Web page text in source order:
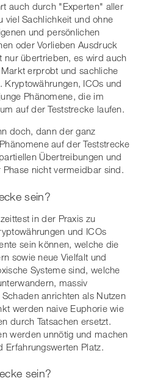
auch durch "Experten" aller
viel Sachlichkeit und ohne
und persönlichen
oder Vorlieben Ausdruck
nur übertrieben, es wird auch
erprobt und sachliche
ICOs und
Phänomene, die im
auf der Teststrecke laufen.
doch, dann der ganz
auf der Teststrecke
Übertreibungen und
nicht vermeidbar sind.
sein?
in der Praxis zu
und ICOs
sein können, welche die
sowie neue Vielfalt und
Systeme sind, welche
massiv
anrichten als Nutzen
werden naive Euphorie wie
durch Tatsachen ersetzt.
werden unnötig und machen
Erfahrungswerten Platz.
sein?